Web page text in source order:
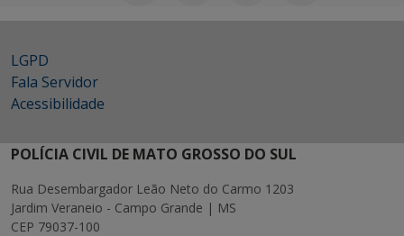
LGPD
Fala Servidor
Acessibilidade
POLÍCIA CIVIL DE MATO GROSSO DO SUL
Rua Desembargador Leão Neto do Carmo 1203
Jardim Veraneio - Campo Grande | MS
CEP 79037-100